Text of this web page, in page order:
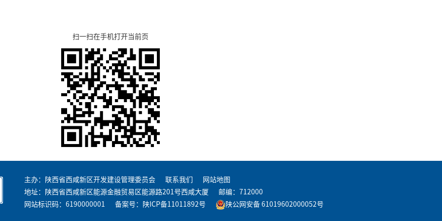
扫一扫在手机打开当前页
主办：陕西省西咸新区开发建设管理委员会 联系我们
网站地图
地址：陕西省西咸新区能源金融贸易区能源路201号西咸大厦
邮编：712000
网站标识码：6190000001
备案号： 陕ICP备11011892号 陕公网安备 61019602000052号